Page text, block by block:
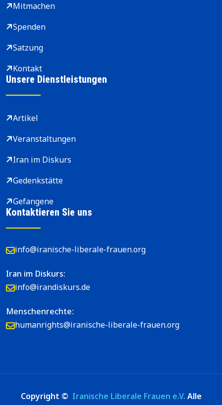
Mitmachen
Spenden
Satzung
Kontakt
Unsere Dienstleistungen
Artikel
Veranstaltungen
Iran im Diskurs
Gedenkstätte
Gefangene
Kontaktieren Sie uns
info@iranische-liberale-frauen.org
Iran im Diskurs:
info@irandiskurs.de
Menschenrechte:
humanrights@iranische-liberale-frauen.org
Copyright © Iranische Liberale Frauen e.V. Alle